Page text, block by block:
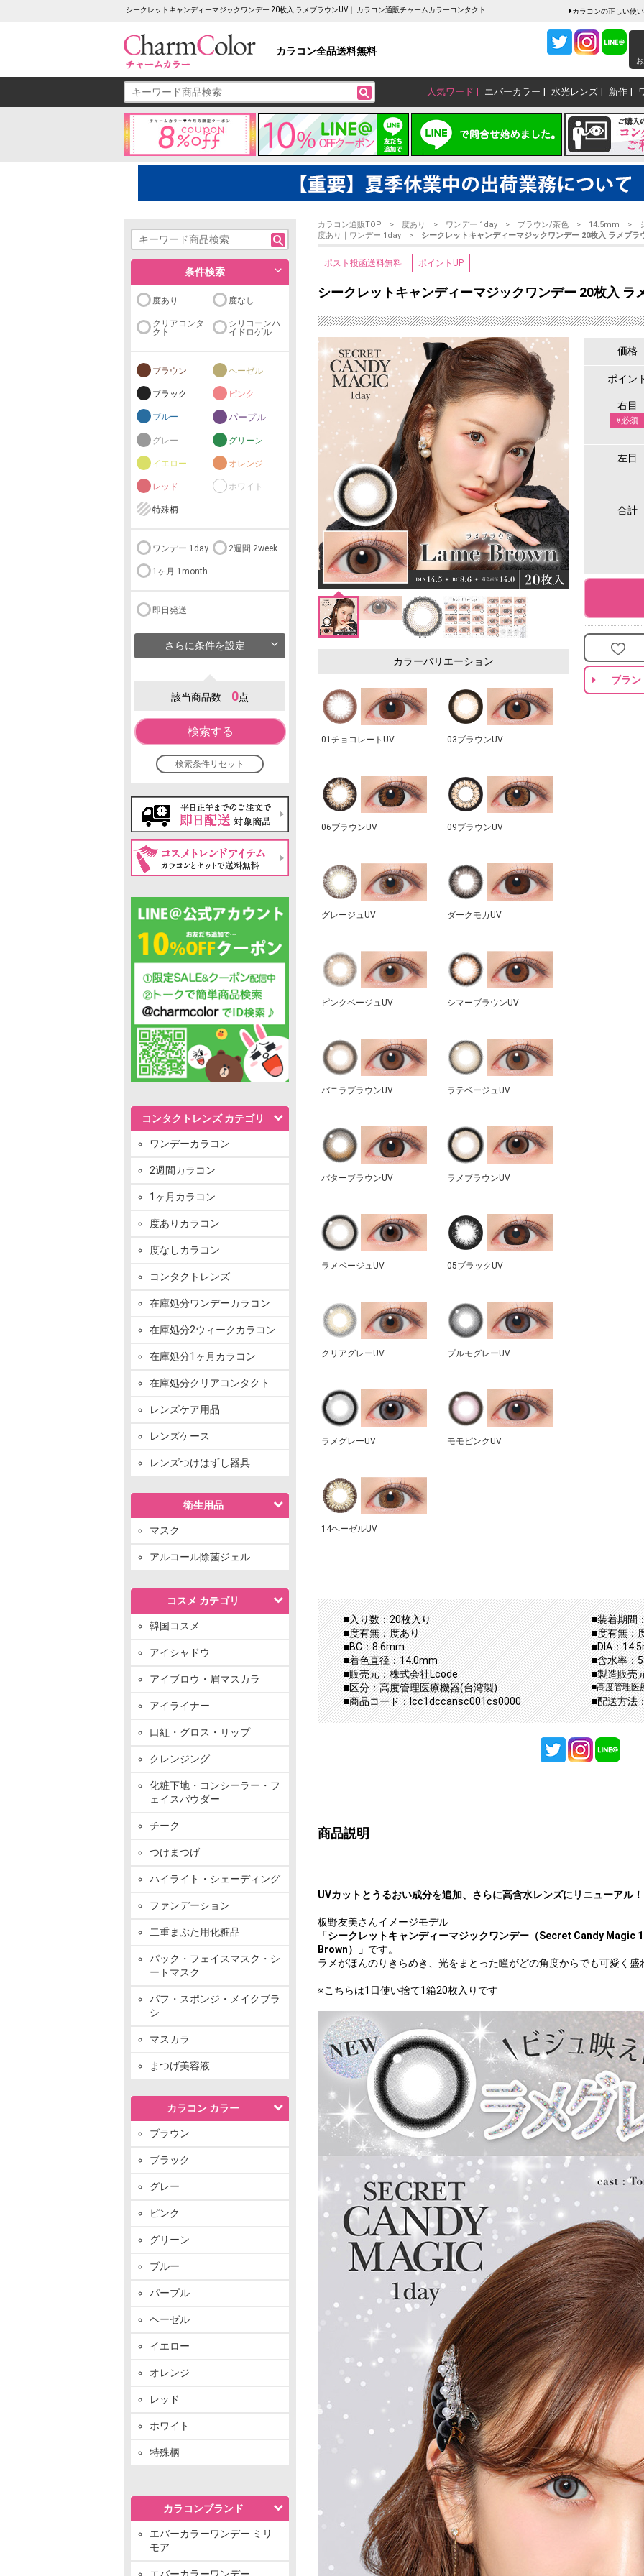
シークレットキャンディーマジックワンデー 20枚入 ラメブラウンUV｜ カラコン通販チャームカラーコンタクト カラコンの正しい使
カラコン全品送料無料
人気ワード エバーカラー 水光レンズ 新作
条件検索
度あり 度なし
クリアコンタ
クト
シリコーンハ
イドロゲル
ブラウン ヘーゼル
ブラック ピンク
ブルー パープル
グレー グリーン
イエロー オレンジ
レッド ホワイト
特殊柄
ワンデー 1day 2週間 2week
1ヶ月 1month
即日発送
さらに条件を設定
該当商品数 0点
検索する
検索条件リセット
コンタクトレンズ カテゴリ
ワンデーカラコン
2週間カラコン
1ヶ月カラコン
度ありカラコン
度なしカラコン
コンタクトレンズ
在庫処分ワンデーカラコン
在庫処分2ウィークカラコン
在庫処分1ヶ月カラコン
在庫処分クリアコンタクト
レンズケア用品
レンズケース
レンズつけはずし器具
衛生用品
マスク
アルコール除菌ジェル
コスメ カテゴリ
韓国コスメ
アイシャドウ
アイブロウ・眉マスカラ
アイライナー
口紅・グロス・リップ
クレンジング
化粧下地・コンシーラー・フ
ェイスパウダー
チーク
つけまつげ
ハイライト・シェーディング
ファンデーション
二重まぶた用化粧品
パック・フェイスマスク・シ
ートマスク
パフ・スポンジ・メイクブラ
シ
マスカラ
まつげ美容液
カラコン カラー
ブラウン
ブラック
グレー
ピンク
グリーン
ブルー
パープル
ヘーゼル
イエロー
オレンジ
レッド
ホワイト
特殊柄
カラコンブランド
エバーカラーワンデー ミリ
モア
エバーカラーワンデー
カラコン通販TOP 度あり ワンデー 1day ブラウン/茶色 14.5mm
度あり｜ワンデー 1day
シークレットキャンディーマジックワンデー 20枚入 ラメブラ
ポスト投函送料無料 ポイントUP
シークレットキャンディーマジックワンデー 20枚入 ラ
カラーバリエーション
01チョコレートUV 03ブラウンUV
06ブラウンUV 09ブラウンUV
グレージュUV ダークモカUV
ピンクベージュUV シマーブラウンUV
バニラブラウンUV ラテベージュUV
バターブラウンUV ラメブラウンUV
ラメベージュUV 05ブラックUV
クリアグレーUV プルモグレーUV
ラメグレーUV モモピンクUV
14ヘーゼルUV
価格
ポイン
右目
※必須
左目
合計
ブラン
■入り数：20枚入り
■装着期間
■度有無：度あり
■度有無：
■BC：8.6mm
■DIA：
■着色直径：14.0mm
■含水率：
■販売元：株式会社Lcode
■製造販売
■区分：高度管理医療機器(台湾製)
■高度管理医
■商品コード：lcc1dccansc001cs0000 ■配送方法
商品説明
UVカットとうるおい成分を追加、さらに高含水レンズにリニューアル！
板野友美さんイメージモデル
「シークレットキャンディーマジックワンデー（Secret Candy Magic
Brown）」 です。
ラメがほんのりきらめき、光をまとった瞳がどの角度からでも可愛く盛
※こちらは1日使い捨て1箱20枚入りです